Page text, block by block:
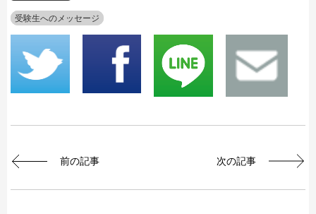
受験生へのメッセージ
前の記事 次の記事